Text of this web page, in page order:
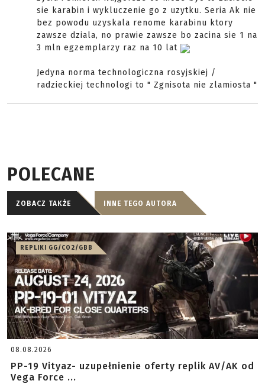
sie karabin i wykluczenie go z uzytku. Seria Ak nie
bez powodu uzyskala renome karabinu ktory
zawsze dziala, no prawie zawsze bo zacina sie 1 na
3 mln egzemplarzy raz na 10 lat
Jedyna norma technologiczna rosyjskiej /
radzieckiej technologi to " Zgnisota nie zlamiosta "
POLECANE
ZOBACZ TAKŻE INNE TEGO AUTORA
REPLIKI GG/CO2/GBB
08.08.2026
PP-19 Vityaz- uzupełnienie oferty replik AV/AK od
Vega Force ...